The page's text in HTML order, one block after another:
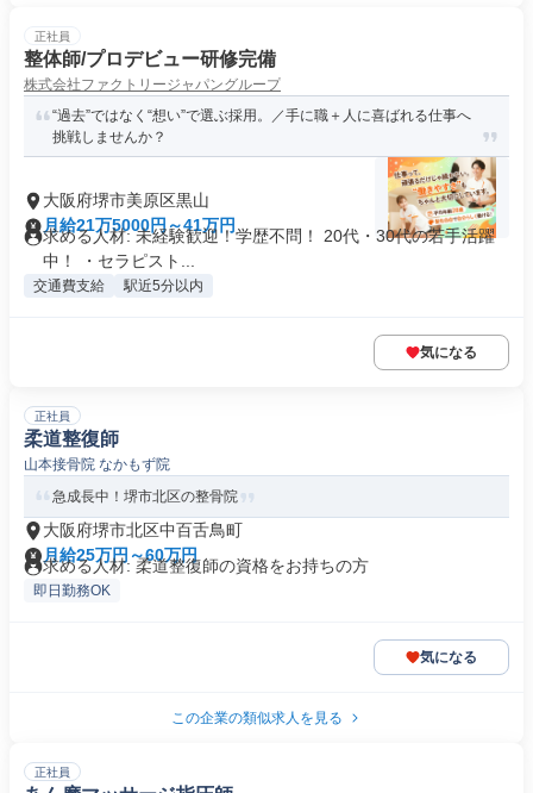
正社員
整体師/プロデビュー研修完備
株式会社ファクトリージャパングループ
“過去”ではなく“想い”で選ぶ採用。／手に職＋人に喜ばれる仕事へ
挑戦しませんか？
大阪府堺市美原区黒山
月給21万5000円～41万円
求める人材: 未経験歓迎！学歴不問！ 20代・30代の若手活躍
中！ ・セラピスト...
交通費支給 駅近5分以内
気になる
正社員
柔道整復師
山本接骨院 なかもず院
急成長中！堺市北区の整骨院
大阪府堺市北区中百舌鳥町
月給25万円～60万円
求める人材: 柔道整復師の資格をお持ちの方
即日勤務OK
気になる
この企業の類似求人を見る
正社員